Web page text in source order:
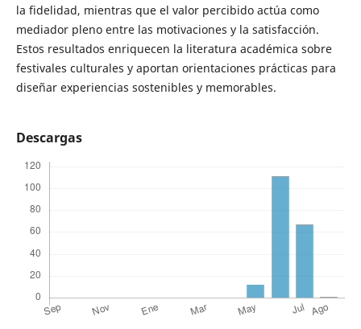
la fidelidad, mientras que el valor percibido actúa como
mediador pleno entre las motivaciones y la satisfacción.
Estos resultados enriquecen la literatura académica sobre
festivales culturales y aportan orientaciones prácticas para
diseñar experiencias sostenibles y memorables.
Descargas